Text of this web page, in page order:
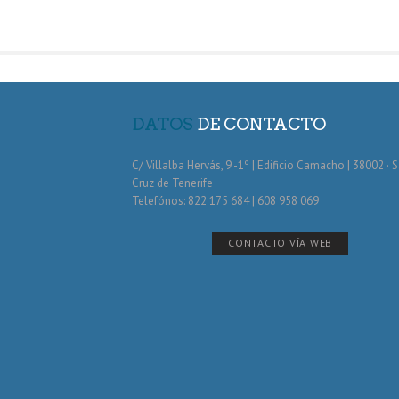
DATOS DE CONTACTO
C/ Villalba Hervás, 9 -1º | Edificio Camacho | 38002 ·
Cruz de Tenerife
Telefónos: 822 175 684 | 608 958 069
CONTACTO VÍA WEB